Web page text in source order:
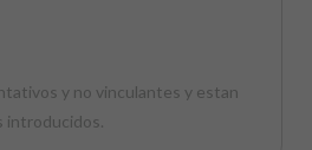
y no vinculantes y estan
introducidos.